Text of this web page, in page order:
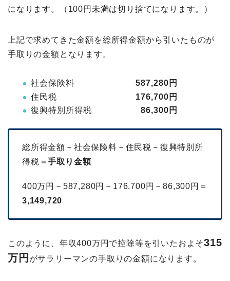
になります。（100円未満は切り捨てになります。）
上記で求めてきた金額を総所得金額から引いたものが
手取りの金額となります。
社会保険料 587,280円
住民税 176,700円
復興特別所得税
86,300円
総所得金額－社会保険料－住民税－復興特別所
得税＝手取り金額
400万円－587,280円－176,700円－86,300円＝
3,149,720
このように、年収400万円で控除等を引いたおよそ315
万円 がサラリーマンの手取りの金額になります。